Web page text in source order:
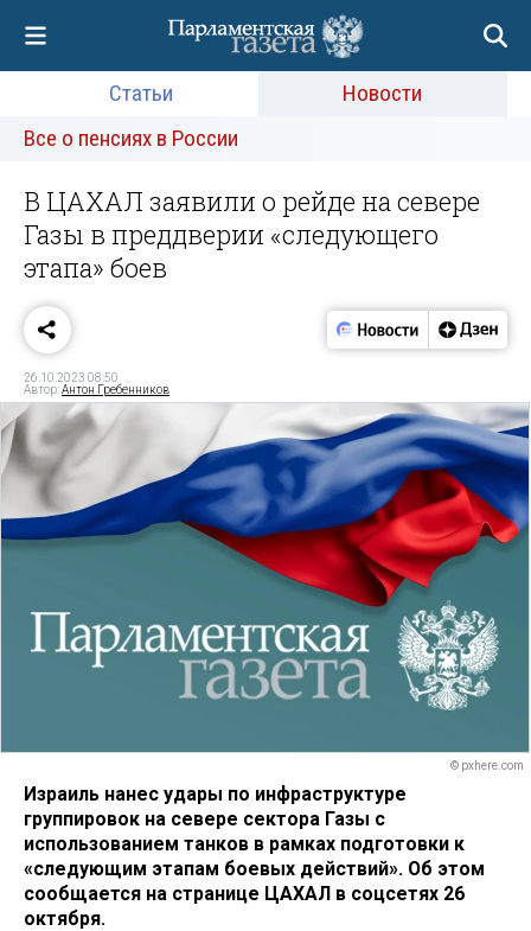
Статьи
Новости
Все о пенсиях в России
В ЦАХАЛ заявили о рейде на севере
Газы в преддверии «следующего
этапа» боев
26.10.2023 08:50
Автор:Антон Гребенников
© pxhere.com
Израиль нанес удары по инфраструктуре
группировок на севере сектора Газы с
использованием танков в рамках подготовки к
«следующим этапам боевых действий». Об этом
сообщается на странице ЦАХАЛ в соцсетях 26
октября.